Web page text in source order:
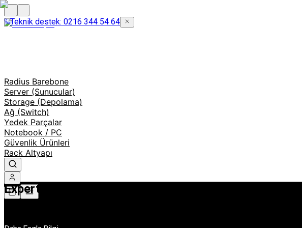
Teknik destek: 0216 344 54 64
Radius Barebone
Server (Sunucular)
Storage (Depolama)
Ağ (Switch)
Yedek Parçalar
Notebook / PC
Güvenlik Ürünleri
Rack Altyapı
ExpertCenter Pro ET900N G3